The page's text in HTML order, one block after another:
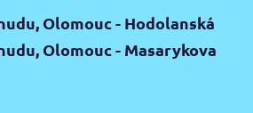
Olomouc - Hodolanská
Olomouc - Masarykova